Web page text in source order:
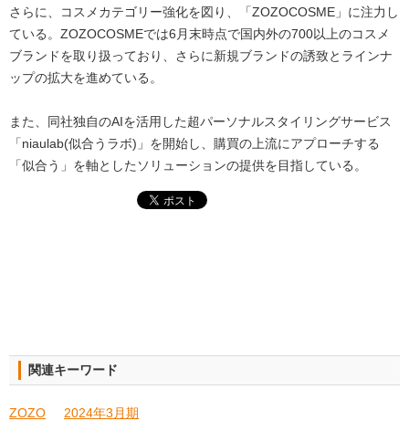
さらに、コスメカテゴリー強化を図り、「ZOZOCOSME」に注力し
ている。ZOZOCOSMEでは6月末時点で国内外の700以上のコスメ
ブランドを取り扱っており、さらに新規ブランドの誘致とラインナ
ップの拡大を進めている。
また、同社独自のAIを活用した超パーソナルスタイリングサービス
「niaulab(似合うラボ)」を開始し、購買の上流にアプローチする
「似合う」を軸としたソリューションの提供を目指している。
関連キーワード
ZOZO 2024年3月期